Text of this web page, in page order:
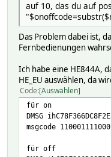
auf 10, das du auf
Das Problem dabei ist,
Fernbedienungen
Ich habe eine HE844A,
HE_EU auswählen, da
Code Auswählen
für on
DMSG
msgcode
für off